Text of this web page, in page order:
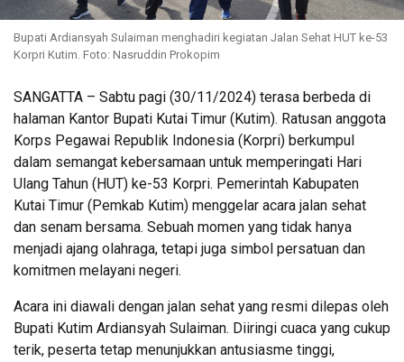
Bupati Ardiansyah Sulaiman menghadiri kegiatan Jalan Sehat HUT ke-53
Korpri Kutim. Foto: Nasruddin Prokopim
SANGATTA – Sabtu pagi (30/11/2024) terasa berbeda di
halaman Kantor Bupati Kutai Timur (Kutim). Ratusan anggota
Korps Pegawai Republik Indonesia (Korpri) berkumpul
dalam semangat kebersamaan untuk memperingati Hari
Ulang Tahun (HUT) ke-53 Korpri. Pemerintah Kabupaten
Kutai Timur (Pemkab Kutim) menggelar acara jalan sehat
dan senam bersama. Sebuah momen yang tidak hanya
menjadi ajang olahraga, tetapi juga simbol persatuan dan
komitmen melayani negeri.
Acara ini diawali dengan jalan sehat yang resmi dilepas oleh
Bupati Kutim Ardiansyah Sulaiman. Diiringi cuaca yang cukup
terik, peserta tetap menunjukkan antusiasme tinggi,